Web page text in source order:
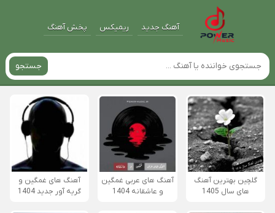
آهنگ جدید ریمیکس پخش آهنگ
جستجو
گلچین بهترین آهنگ
های سال 1405
آهنگ های عربی غمگین
و عاشقانه 1404
آهنگ های غمگین و
گریه آور جدید 1404